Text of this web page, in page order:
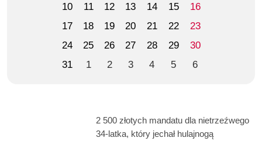
10
11 12 13 14 15
16
17
18 19 20 21 22
23
24
25 26 27 28 29
30
31
1 2 3 4 5 6
2 500 złotych mandatu dla nietrzeźwego
34-latka, który jechał hulajnogą